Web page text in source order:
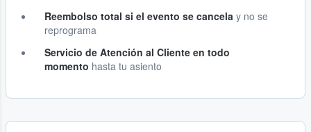
Reembolso total si el evento se cancela y no se
reprograma
Servicio de Atención al Cliente en todo
momento hasta tu asiento